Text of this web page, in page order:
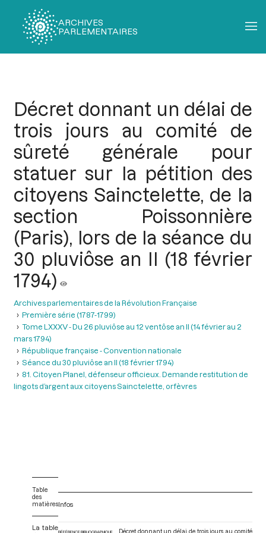
ARCHIVES
PARLEMENTAIRES
Décret donnant un délai de
trois jours au comité de
sûreté générale pour
statuer sur la pétition des
citoyens Sainctelette, de la
section Poissonnière
(Paris), lors de la séance du
30 pluviôse an II (18 février
1794)
Archives parlementaires de la Révolution Française
Première série (1787-1799)
Tome LXXXV - Du 26 pluviôse au 12 ventôse an II (14 février au 2
mars 1794)
République française - Convention nationale
Séance du 30 pluviôse an II (18 février 1794)
81. Citoyen Planel, défenseur officieux. Demande restitution de
lingots d’argent aux citoyens Sainctelette, orfèvres
Table
des
matières
La table
Infos
RÉFÉRENCE BIBLIOGRAPHIQUE
Décret donnant un délai de trois jours au comité